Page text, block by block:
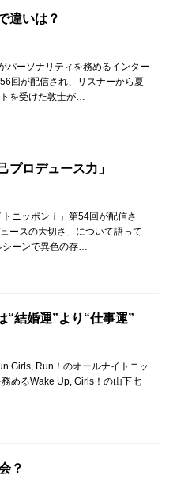
違いは？
パーソナリティを務めるインター
回が配信され、リスナーから夏
を受けた敦士が…
プロデュース力」
ニッポンｉ」第54回が配信さ
ースの大切さ」について語って
シーンで異色の存…
結婚運”より“仕事運”
Girls, Run！のオールナイトニッ
めるWake Up, Girls！の山下七
？